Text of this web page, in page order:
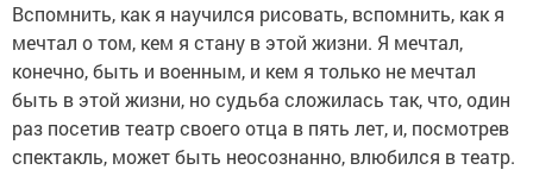
Вспомнить, как я научился рисовать, вспомнить, как я
мечтал о том, кем я стану в этой жизни. Я мечтал,
конечно, быть и военным, и кем я только не мечтал
быть в этой жизни, но судьба сложилась так, что, один
раз посетив театр своего отца в пять лет, и, посмотрев
спектакль, может быть неосознанно, влюбился в театр.